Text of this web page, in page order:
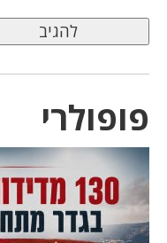
פופולרי